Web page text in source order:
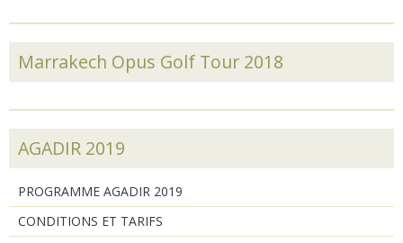
Marrakech Opus Golf Tour 2018
AGADIR 2019
PROGRAMME AGADIR 2019
CONDITIONS ET TARIFS